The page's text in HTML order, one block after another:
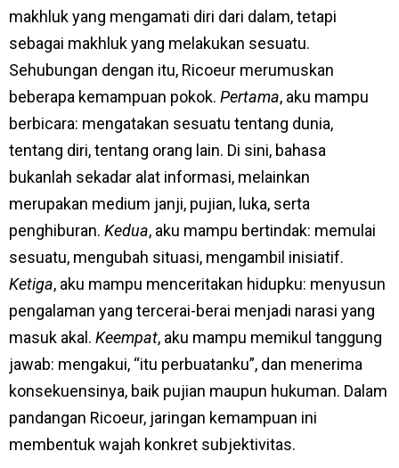
makhluk yang mengamati diri dari dalam, tetapi
sebagai makhluk yang melakukan sesuatu.
Sehubungan dengan itu, Ricoeur merumuskan
beberapa kemampuan pokok. Pertama, aku mampu
berbicara: mengatakan sesuatu tentang dunia,
tentang diri, tentang orang lain. Di sini, bahasa
bukanlah sekadar alat informasi, melainkan
merupakan medium janji, pujian, luka, serta
penghiburan. Kedua, aku mampu bertindak: memulai
sesuatu, mengubah situasi, mengambil inisiatif.
Ketiga, aku mampu menceritakan hidupku: menyusun
pengalaman yang tercerai-berai menjadi narasi yang
masuk akal. Keempat, aku mampu memikul tanggung
jawab: mengakui, “itu perbuatanku”, dan menerima
konsekuensinya, baik pujian maupun hukuman. Dalam
pandangan Ricoeur, jaringan kemampuan ini
membentuk wajah konkret subjektivitas.